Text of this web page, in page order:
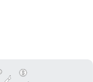
提供一些有用的信息。